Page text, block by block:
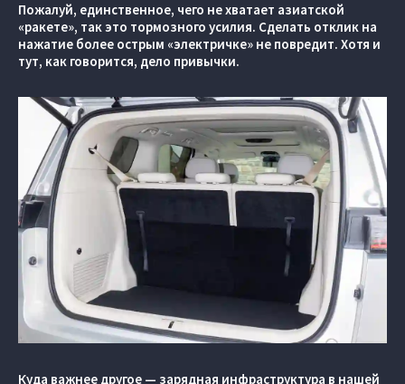
Пожалуй, единственное, чего не хватает азиатской
«ракете», так это тормозного усилия. Сделать отклик на
нажатие более острым «электричке» не повредит. Хотя и
тут, как говорится, дело привычки.
Куда важнее другое — зарядная инфраструктура в нашей